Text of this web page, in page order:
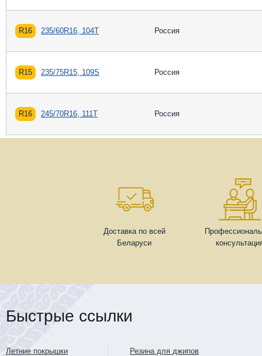
R16 235/60R16, 104T Россия
R15 235/75R15, 109S Россия
R16 245/70R16, 111T Россия
Доставка по всей
Беларуси
Быстрые ссылки
Летние покрышки Резина для джипов